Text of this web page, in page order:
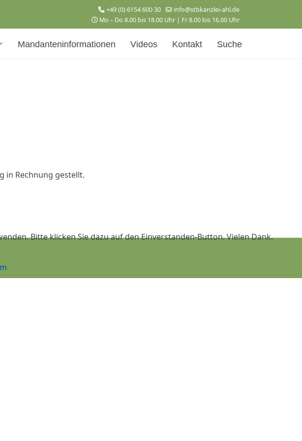
+49 (0) 6154 600 30
info@stbkanzlei-ahl.de
Mo – Do 8.00 bis 18.00 Uhr | Fr 8.00 bis 16.00 Uhr
Mandanteninformationen Videos Kontakt Suche
in Rechnung gestellt.
Bitte klicken Sie dazu auf den Einverstanden-Button. Vielen Dank.